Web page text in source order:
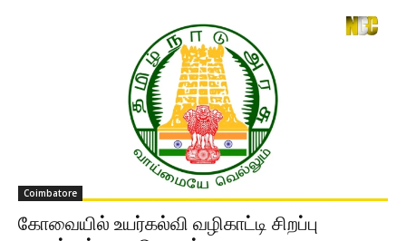
Coimbatore
கோவையில் உயர்கல்வி வழிகாட்டி சிறப்பு